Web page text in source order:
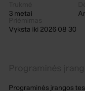
3 metai
Vyksta iki 2026 08 30
Programinės įrangos